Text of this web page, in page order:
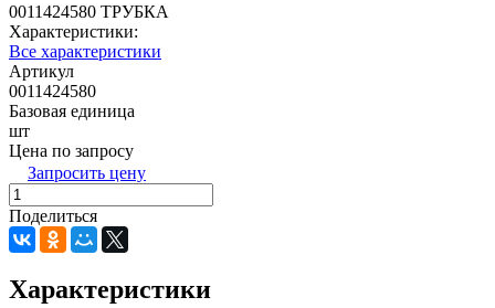
0011424580 ТРУБКА
Характеристики:
Все характеристики
Артикул
0011424580
Базовая единица
шт
Цена по запросу
Запросить цену
Поделиться
Характеристики